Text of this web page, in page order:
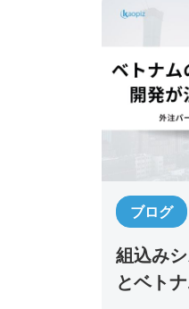
ブログ
組込み
とベト